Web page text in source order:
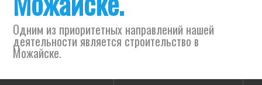
Одним из приоритетных направлений нашей
деятельности является строительство в
Можайске.